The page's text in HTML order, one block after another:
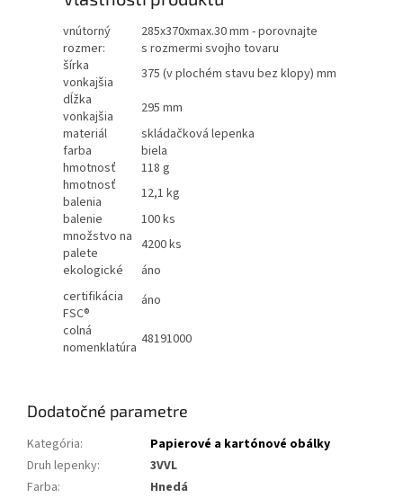
vnútorný
rozmer:
285x370xmax.30 mm - porovnajte
s rozmermi svojho tovaru
šírka
vonkajšia
375 (v plochém stavu bez klopy) mm
dĺžka
vonkajšia
295 mm
materiál
skládačková lepenka
farba
biela
hmotnosť
118 g
hmotnosť
balenia
12,1 kg
balenie
100 ks
množstvo na
palete
4200 ks
ekologické
áno
certifikácia
FSC®
áno
colná
nomenklatúra 48191000
Dodatočné parametre
Kategória:
Papierové a kartónové obálky
Druh lepenky:
3VVL
Farba:
Hnedá